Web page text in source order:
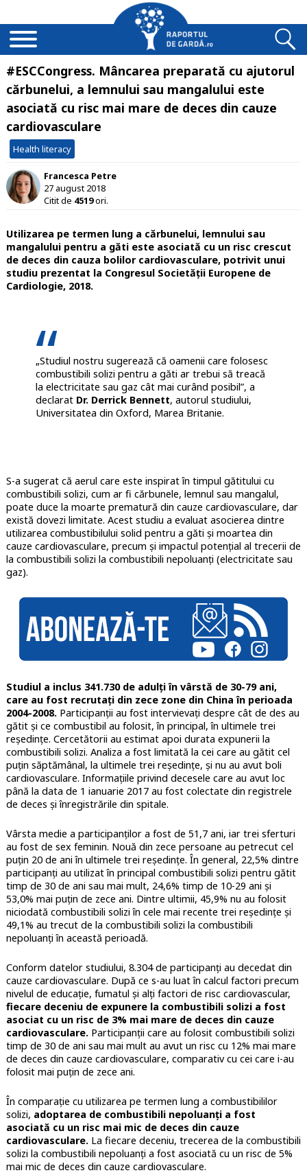
#ESCCongress. Mâncarea preparată cu ajutorul
cărbunelui, a lemnului sau mangalului este
asociată cu risc mai mare de deces din cauze
cardiovasculare
Health literacy
Francesca Petre
27 august 2018
Citit de 4519ori.
Utilizarea pe termen lung a cărbunelui, lemnului sau
mangalului pentru a găti este asociată cu un risc crescut
de deces din cauza bolilor cardiovasculare, potrivit unui
studiu prezentat la Congresul Societății Europene de
Cardiologie, 2018.
„Studiul nostru sugerează că oamenii care folosesc
combustibili solizi pentru a găti ar trebui să treacă
la electricitate sau gaz cât mai curând posibil”, a
declaratDr. Derrick Bennett, autorul studiului,
Universitatea din Oxford, Marea Britanie.
S-a sugerat că aerul care este inspirat în timpul gătitului cu
combustibili solizi, cum ar fi cărbunele, lemnul sau mangalul,
poate duce la moarte prematură din cauze cardiovasculare, dar
există dovezi limitate. Acest studiu a evaluat asocierea dintre
utilizarea combustibilului solid pentru a găti și moartea din
cauze cardiovasculare, precum și impactul potențial al trecerii de
la combustibili solizi la combustibili nepoluanți (electricitate sau
gaz).
Studiul a inclus 341.730 de adulți în vârstă de 30-79 ani,
care au fost recrutați din zece zone din China în perioada
2004-2008.Participanții au fost intervievați despre cât de des au
gătit și ce combustibil au folosit, în principal, în ultimele trei
reședințe. Cercetătorii au estimat apoi durata expunerii la
combustibili solizi. Analiza a fost limitată la cei care au gătit cel
puțin săptămânal, la ultimele trei reședințe, și nu au avut boli
cardiovasculare. Informațiile privind decesele care au avut loc
până la data de 1 ianuarie 2017 au fost colectate din registrele
de deces și înregistrările din spitale.
Vârsta medie a participanților a fost de 51,7 ani, iar trei sferturi
au fost de sex feminin. Nouă din zece persoane au petrecut cel
puțin 20 de ani în ultimele trei reședințe. În general, 22,5% dintre
participanți au utilizat în principal combustibili solizi pentru gătit
timp de 30 de ani sau mai mult, 24,6% timp de 10-29 ani și
53,0% mai puțin de zece ani. Dintre ultimii, 45,9% nu au folosit
niciodată combustibili solizi în cele mai recente trei reședințe și
49,1% au trecut de la combustibili solizi la combustibili
nepoluanți în această perioadă.
Conform datelor studiului, 8.304 de participanți au decedat din
cauze cardiovasculare. După ce s-au luat în calcul factori precum
nivelul de educație, fumatul și alți factori de risc cardiovascular,
fiecare deceniu de expunere la combustibili solizi a fost
asociat cu un risc de 3% mai mare de deces din cauze
cardiovasculare.Participanții care au folosit combustibili solizi
timp de 30 de ani sau mai mult au avut un risc cu 12% mai mare
de deces din cauze cardiovasculare, comparativ cu cei care i-au
folosit mai puțin de zece ani.
În comparație cu utilizarea pe termen lung a combustibililor
solizi, adoptarea de combustibili nepoluanți a fost
asociată cu un risc mai mic de deces din cauze
cardiovasculare.La fiecare deceniu, trecerea de la combustibili
solizi la combustibili nepoluanți a fost asociată cu un risc de 5%
mai mic de deces din cauze cardiovasculare.